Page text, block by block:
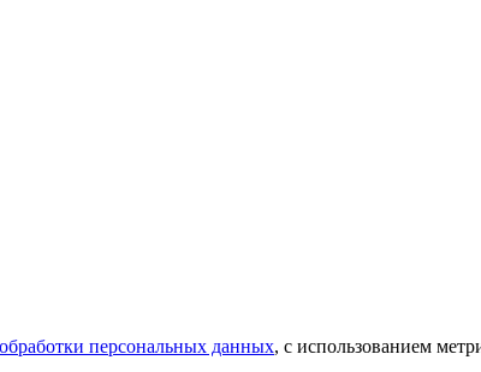
персональных данных, с использованием